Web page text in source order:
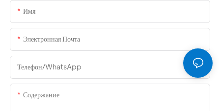
Имя
Электронная Почта
Телефон/WhatsApp
Содержание